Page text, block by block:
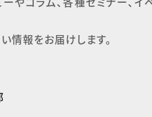
情報をお届けします。